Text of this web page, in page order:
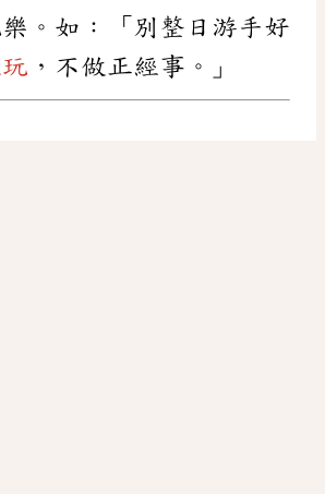
。如：「別整日游手好
，不做正經事。」